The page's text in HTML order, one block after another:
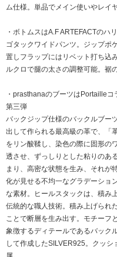
ム仕様。単品でメイン使いやレイ
・ボトムスはA.F ARTEFACTのハ
ゴタックワイドパンツ。ジップポ
置しフラップにはリベット打ち込
ルクロで腿の太さの調整可能。裾
・prasthanaのブーツはPortaille
第三弾
バックジップ仕様のバックルブー
出して作られる最高級の革で、「
をリン酸鞣し、染⾊の際に固形の
透させ、ずっしりとした粘りのあ
まり、⾼密な状態を⽣み、それが
化が⾒せる不均⼀なグラデーショ
な素材。ヒールスタックは、積み
伝統的な職⼈技術。積み上げられ
ことで断層を⽣み出す。モチーフ
象徴するディテールであるバック
して作成したSILVER925。クッ